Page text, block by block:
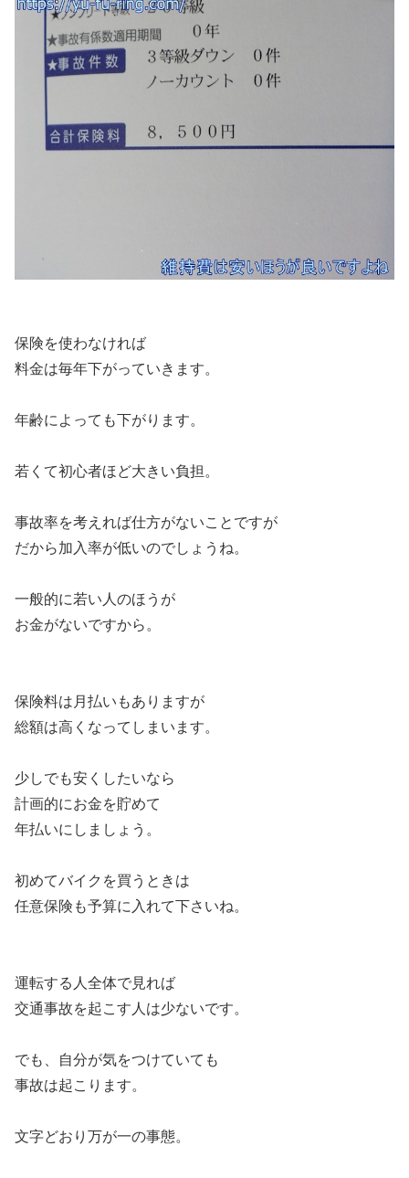
保険を使わなければ
料金は毎年下がっていきます。
年齢によっても下がります。
若くて初心者ほど大きい負担。
事故率を考えれば仕方がないことですが
だから加入率が低いのでしょうね。
一般的に若い人のほうが
お金がないですから。
保険料は月払いもありますが
総額は高くなってしまいます。
少しでも安くしたいなら
計画的にお金を貯めて
年払いにしましょう。
初めてバイクを買うときは
任意保険も予算に入れて下さいね。
運転する人全体で見れば
交通事故を起こす人は少ないです。
でも、自分が気をつけていても
事故は起こります。
文字どおり万が一の事態。